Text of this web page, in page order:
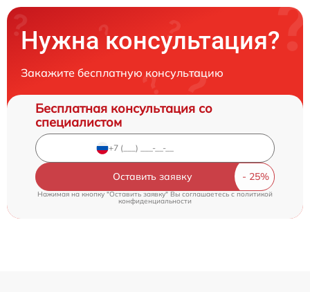
Нужна консультация?
Закажите бесплатную консультацию
Бесплатная консультация со
специалистом
Оставить заявку
Нажимая на кнопку "Оставить заявку" Вы соглашаетесь cполитикой
конфиденциальности